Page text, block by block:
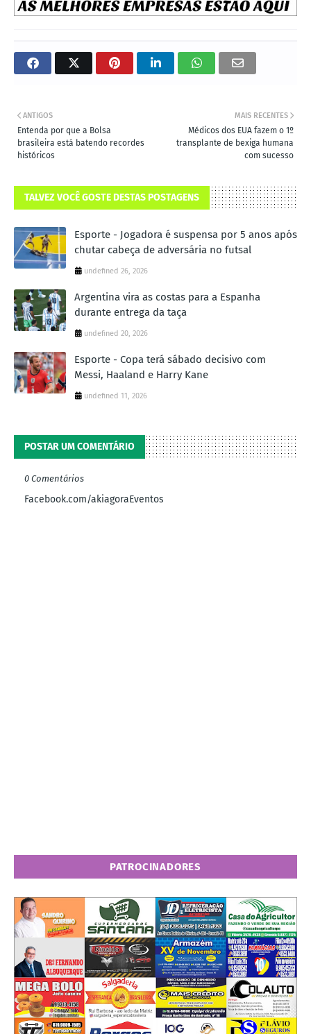
MAIS RECENTES
Médicos dos EUA fazem o 1º
transplante de bexiga humana
com sucesso
ANTIGOS
Entenda por que a Bolsa
brasileira está batendo recordes
históricos
TALVEZ VOCÊ GOSTE DESTAS POSTAGENS
Esporte - Jogadora é suspensa por 5 anos após
chutar cabeça de adversária no futsal
undefined 26, 2026
Argentina vira as costas para a Espanha
durante entrega da taça
undefined 20, 2026
Esporte - Copa terá sábado decisivo com
Messi, Haaland e Harry Kane
undefined 11, 2026
POSTAR UM COMENTÁRIO
0 Comentários
Facebook.com/akiagoraEventos
PATROCINADORES